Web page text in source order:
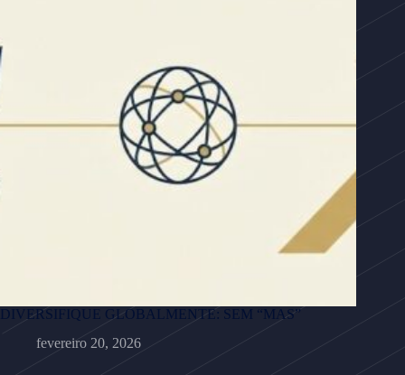
DIVERSIFIQUE GLOBALMENTE: SEM “MAS”
fevereiro 20, 2026